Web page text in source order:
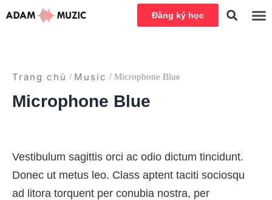
Đăng ký học
Trang chủ / Music / Microphone Blue
Microphone Blue
Vestibulum sagittis orci ac odio dictum tincidunt.
Donec ut metus leo. Class aptent taciti sociosqu
ad litora torquent per conubia nostra, per